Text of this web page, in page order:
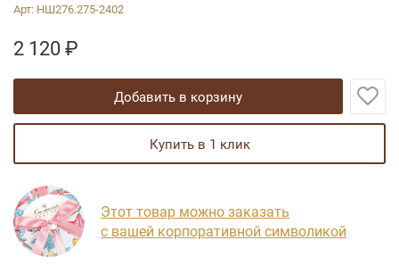
Арт: НШ276.275-2402
2 120 ₽
добавить в корзину
купить в 1 клик
Этот товар можно заказать
с вашей корпоративной символикой